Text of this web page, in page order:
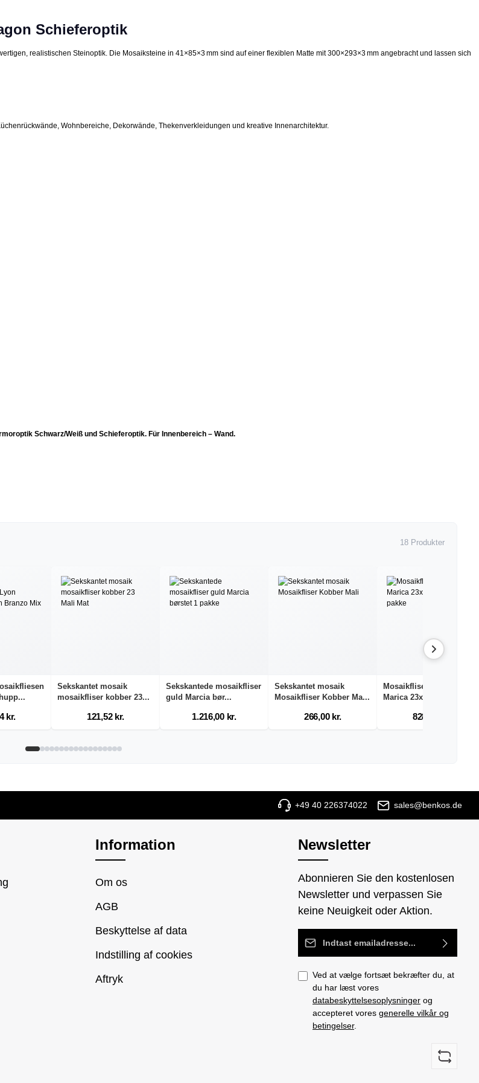
Schieferoptik
realistischen Steinoptik. Die Mosaiksteine in 41×85×3 mm sind auf einer flexiblen Matte mit 300×293×3 mm angebracht und lassen sich
Wohnbereiche, Dekorwände, Thekenverkleidungen und kreative Innenarchitektur.
Schwarz/Weiß und Schieferoptik. Für Innenbereich – Wand.
18 Produkter
kr.
Sekskantet mosaik
mosaikfliser kobber 23...
121,52 kr.
Sekskantede mosaikfliser
guld Marcia bør...
1.216,00 kr.
Sekskantet mosaik
Mosaikfliser Kobber Ma...
266,00 kr.
Mosaikfliser i rustfrit stål
Marica 23x2...
828,40 kr.
+49 40 226374022 sales@benkos.de
Newsletter
Abonnieren Sie den kostenlosen
Newsletter und verpassen Sie
keine Neuigkeit oder Aktion.
Email adresse*
Ved at vælge fortsæt bekræfter du, at
du har læst vores
databeskyttelsesoplysninger og
accepteret vores generelle vilkår og
betingelser.
Information
Om os
AGB
Beskyttelse af data
Indstilling af cookies
Aftryk